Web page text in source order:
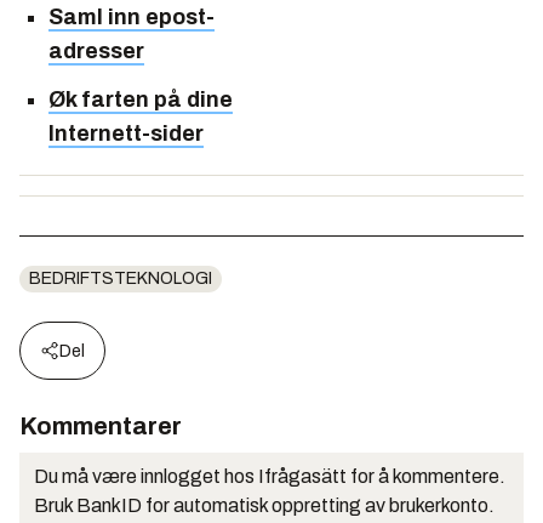
Saml inn epost-
adresser
Øk farten på dine
Internett-sider
BEDRIFTSTEKNOLOGI
Del
Kommentarer
Du må være innlogget hos Ifrågasätt for å kommentere.
Bruk BankID for automatisk oppretting av brukerkonto.